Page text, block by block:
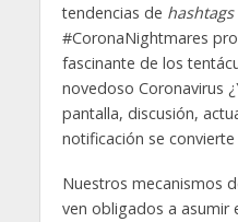
tendencias de hashtags
#CoronaNightmares
fascinante de los
novedoso Coronavirus
pantalla, discusión,
notificación se
Nuestros mecanismos
ven obligados a asumir